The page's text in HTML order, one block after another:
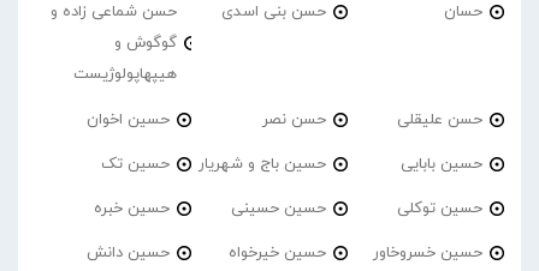
حسان حسن بنی اسدی
حسن شماعی زاده و
گوگوش و
هیپهاپولوژیست
حسن علیقلی حسن نصر حسین اخوان
حسین بابایی حسین باج و شهریار حسین تک
حسین توکلی حسین حسینی حسین خبره
حسین خسروخاور حسین خیرخواه حسین دانش